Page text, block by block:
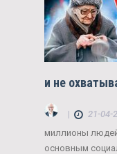
и не
| 21-04-
миллионы
основным